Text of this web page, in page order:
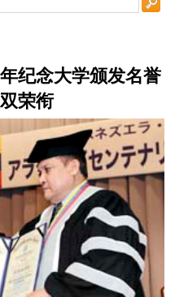
纪念大学颁发名誉
荣衔